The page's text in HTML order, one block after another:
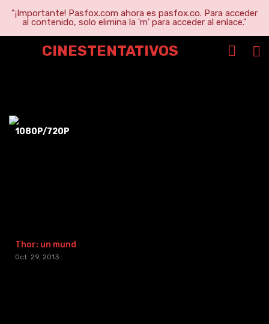
"¡Importante! Pasfox.com ahora es pasfox.co. Para acceder
al contenido, solo elimina la 'm' para acceder al enlace."
CINESTENTATIVOS
1080P/720P
Oct. 29, 2013